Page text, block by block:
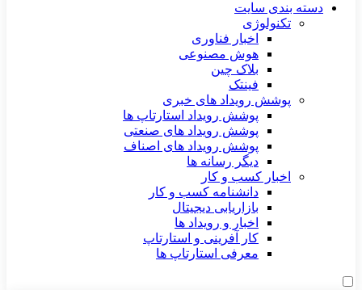
دسته بندی سایت
تکنولوژی
اخبار فناوری
هوش مصنوعی
بلاک چین
فینتک
پوشش رویداد های خبری
پوشش رویداد استارتاپ ها
پوشش رویداد های صنعتی
پوشش رویداد های اصناف
دیگر رسانه ها
اخبار کسب و کار
دانشنامه کسب و کار
بازاریابی دیجیتال
اخبار و رویداد ها
کار آفرینی و استارتاپ
معرفی استارتاپ ها